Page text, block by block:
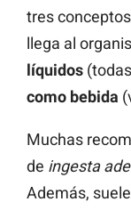
tres
llega al
líquidos
como bebida
Muchas
de ingesta
Además,